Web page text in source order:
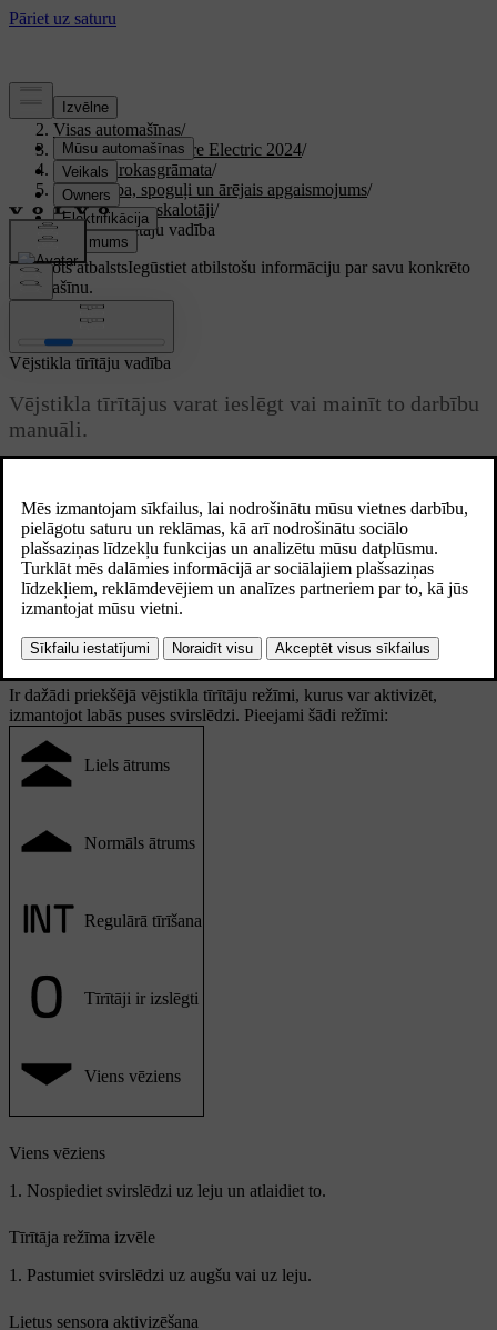
Atbalsts
Visas automašīnas/
XC40 Recharge Pure Electric 2024/
Lietotāja rokasgrāmata/
Redzamība, spoguļi un ārējais apgaismojums/
Tīrītāji un apskalotāji/
Vējstikla tīrītāju vadība
Pielāgots atbalstsIegūstiet atbilstošu informāciju par savu konkrēto
automašīnu.
Pierakstīties
Vējstikla tīrītāju vadība
Vējstikla tīrītājus varat ieslēgt vai mainīt to darbību
manuāli.
labās puses svirslēdža.
Ir dažādi priekšējā vējstikla tīrītāju režīmi, kurus var aktivizēt,
izmantojot labās puses svirslēdzi. Pieejami šādi režīmi:
Liels ātrums
Normāls ātrums
Regulārā tīrīšana
Tīrītāji ir izslēgti
Viens vēziens
Viens vēziens
Nospiediet svirslēdzi uz leju un atlaidiet to.
Tīrītāja režīma izvēle
Pastumiet svirslēdzi uz augšu vai uz leju.
Lietus sensora aktivizēšana